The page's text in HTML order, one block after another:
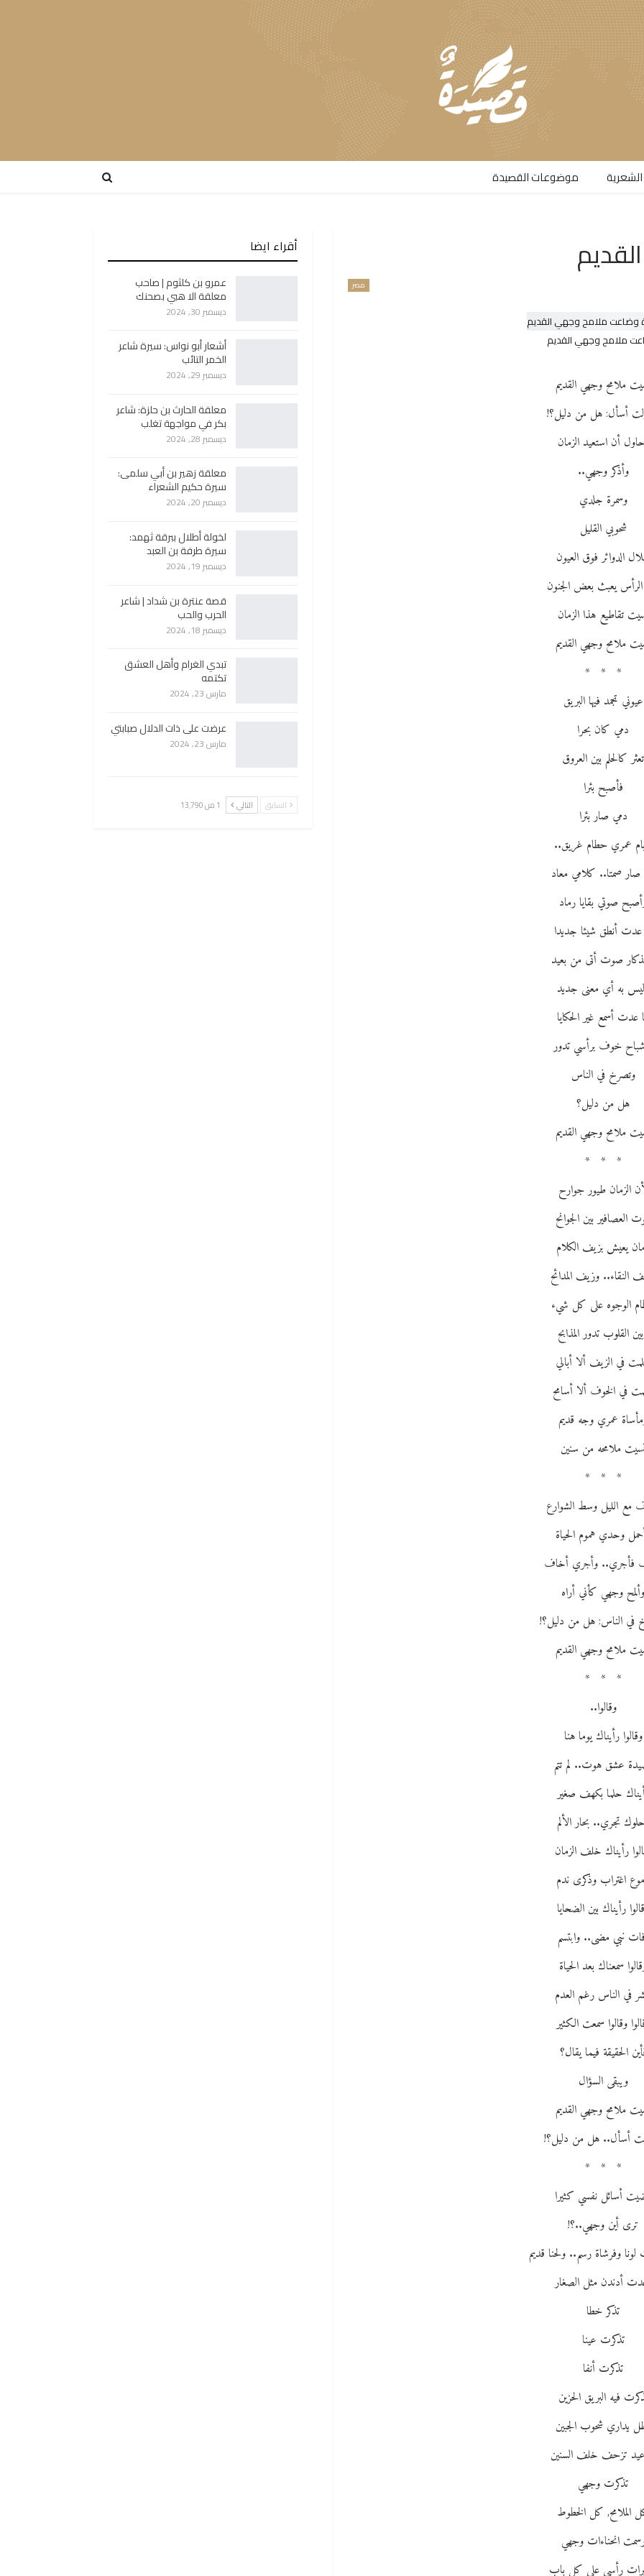
موضوعات القصيدة​
مصر
ملامح وجهي القديم
ملامح وجهي القديم
أسأل: هل من دليل؟!
أن استعيد الزمان
وأذكر وجهي..
وسمرة جلدي
شحوبي القليل
الدوائر فوق العيون
يعبث بعض الجنون
تقاطيع هذا الزمان
ملامح وجهي القديم
* * *
عيوني تجمد فيها البريق
دمي كان بحرا
تعثر كالحلم بين العروق
فأصبح بئرا
دمي صار بئرا
عمري حطام غريق..
صار صمتا.. كلامي معاد
صوتي بقايا رماد
عدت أنطق شيئا جديدا
صوت أتى من بعيد
به أي معنى جديد
عدت أسمع غير الحكايا
خوف برأسي تدور
وتصرخ في الناس
هل من دليل؟
ملامح وجهي القديم
* * *
الزمان طيور جوارح
العصافير بين الجوانح
يعيش بزيف الكلام
النقاء.. وزيف المدائح
الوجوه على كل شيء
القلوب تدور المذابح
في الزيف ألا أبالي
في الخوف ألا أسامح
عمري وجه قديم
ملامحه من سنين
* * *
مع الليل وسط الشوارع
وحدي هموم الحياة
فأجري.. وأجري أخاف
وألمح وجهي كأني أراه
في الناس: هل من دليل؟!
ملامح وجهي القديم
* * *
وقالوا..
وقالوا رأيناك يوما هنا
عشق هوت.. لم تتم
حلما بكهف صغير
تجري.. بحار الألم
رأيناك خلف الزمان
اغتراب وذكرى ندم
رأيناك بين الضحايا
نبي مضى.. وابتسم
سمعناك بعد الحياة
في الناس رغم العدم
وقالوا سمعت الكثير
الحقيقة فيما يقال؟
ويبقى السؤال
ملامح وجهي القديم
أسأل.. هل من دليل؟!
* * *
أسائل نفسي كثيرا
ترى أين وجهي..؟!
وفرشاة رسم.. ولحنا قديم
أدندن مثل الصغار
تذكر خطا
تذكرت عينا
تذكرت أنفا
فيه البريق الحزين
يداري شحوب الجبين
تزحف خلف السنين
تذكرت وجهي
الملامح, كل الخطوط
انحناءات وجهي
رأسي على كل باب
أقراء ايضا
عمرو بن كلثوم | صاحب
معلقة الا هبي بصحنك
ديسمبر 30, 2024
أشعار أبو نواس: سيرة شاعر
الخمر التائب
ديسمبر 29, 2024
معلقة الحارث بن حلزة: شاعر
بكر في مواجهة تغلب
ديسمبر 28, 2024
معلقة زهير بن أبي سلمى:
سيرة حكيم الشعراء
ديسمبر 20, 2024
لخولة أطلال ببرقة ثهمد:
سيرة طرفة بن العبد
ديسمبر 19, 2024
قصة عنترة بن شداد | شاعر
الحرب والحب
ديسمبر 18, 2024
تبدي الغرام وأهل العشق
تكتمه
مارس 23, 2024
عرضت على ذات الدلال صبابتي
مارس 23, 2024
السابق التالي 1 من 13٬790